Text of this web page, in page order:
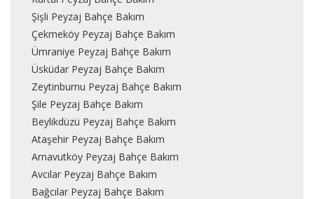
Şişli Peyzaj Bahçe Bakım
Çekmeköy Peyzaj Bahçe Bakım
Ümraniye Peyzaj Bahçe Bakım
Üsküdar Peyzaj Bahçe Bakım
Zeytinburnu Peyzaj Bahçe Bakım
Şile Peyzaj Bahçe Bakım
Beylikdüzü Peyzaj Bahçe Bakım
Ataşehir Peyzaj Bahçe Bakım
Arnavutköy Peyzaj Bahçe Bakım
Avcılar Peyzaj Bahçe Bakım
Bağcılar Peyzaj Bahçe Bakım